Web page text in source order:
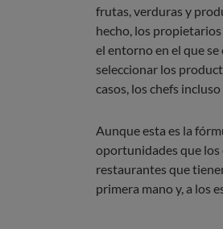
frutas, verduras y
hecho, los
el entorno en el que
seleccionar los
casos, los chefs
Aunque esta es la
oportunidades que los
restaurantes que
primera mano y, a los